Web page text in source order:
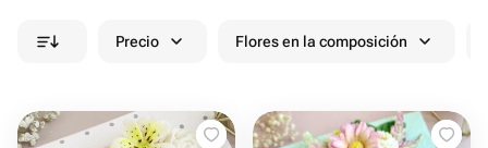
Precio Flores en la composición